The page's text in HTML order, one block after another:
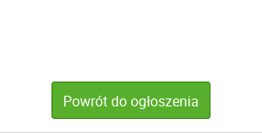
Powrót do ogłoszenia